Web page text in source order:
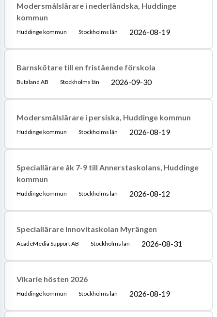
Modersmålslärare i nederländska, Huddinge
kommun
Huddinge kommun Stockholms län 2026-08-19
Barnskötare till en fristående förskola
Butaland AB Stockholms län 2026-09-30
Modersmålslärare i persiska, Huddinge kommun
Huddinge kommun Stockholms län 2026-08-19
Speciallärare åk 7-9 till Annerstaskolans, Huddinge
kommun
Huddinge kommun Stockholms län 2026-08-12
Speciallärare Innovitaskolan Myrängen
AcadeMedia Support AB Stockholms län 2026-08-31
Vikarie hösten 2026
Huddinge kommun Stockholms län 2026-08-19